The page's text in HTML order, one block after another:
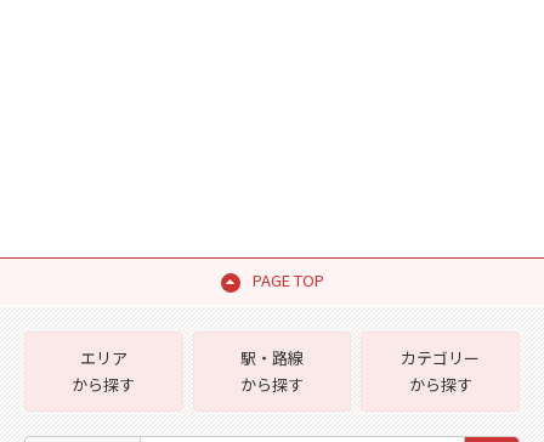
PAGE TOP
エリア
から探す
駅・路線
から探す
カテゴリー
から探す